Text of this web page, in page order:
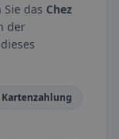
das Chez
der